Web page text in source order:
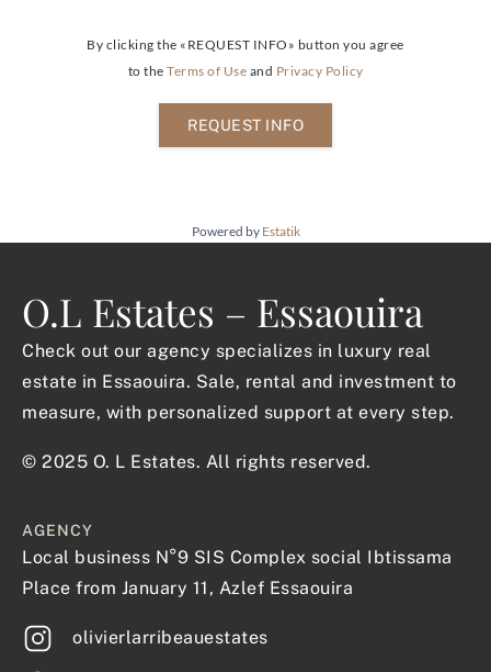
By clicking the «REQUEST INFO» button you agree
to the Terms of Use and Privacy Policy
REQUEST INFO
Powered by Estatik
O.L Estates – Essaouira
Check out our agency specializes in luxury real
estate in Essaouira. Sale, rental and investment to
measure, with personalized support at every step.
© 2025 O. L Estates. All rights reserved.
AGENCY
Local business N°9 SIS Complex social Ibtissama
Place from January 11, Azlef Essaouira
olivierlarribeauestates